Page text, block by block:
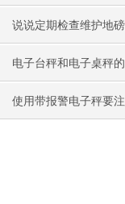
说说定期检查维护地
电子台秤和电子桌秤
使用带报警电子秤要